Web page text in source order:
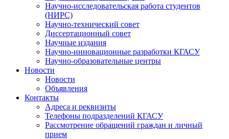
Научно-исследовательская работа студентов
(НИРС)
Научно-технический совет
Диссертационный совет
Научные издания
Научно-инновационные разработки КГАСУ
Научно-образовательные центры
Новости
Новости
Объявления
Контакты
Адреса и реквизиты
Телефоны подразделений КГАСУ
Рассмотрение обращений граждан и личный
прием